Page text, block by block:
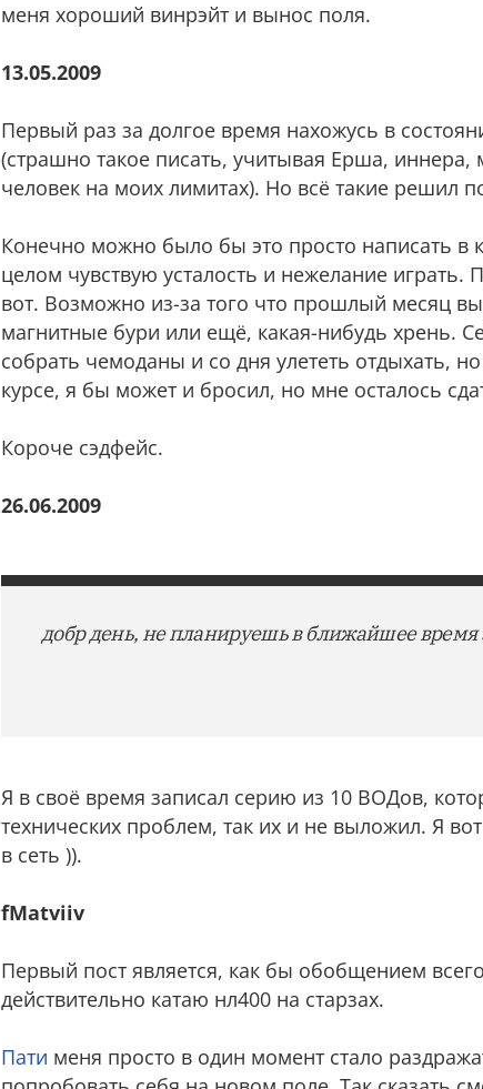
меня хороший винрэйт и вынос поля.
13.05.2009
Первый раз за долгое время нахожусь в
(страшно такое писать, учитывая Ерша, иннера,
человек на моих лимитах). Но всё такие решил
Конечно можно было бы это просто написать в
целом чувствую усталость и нежелание играть.
вот. Возможно из-за того что прошлый месяц
магнитные бури или ещё, какая-нибудь хрень.
собрать чемоданы и со дня улететь отдыхать,
курсе, я бы может и бросил, но мне осталось
Короче сэдфейс.
26.06.2009
добр день, не планируешь в ближайшее время
Я в своё время записал серию из 10 ВОДов,
технических проблем, так их и не выложил. Я
в сеть )).
fMatviiv
Первый пост является, как бы обобщением
действительно катаю нл400 на старзах.
Пати меня просто в один момент стало